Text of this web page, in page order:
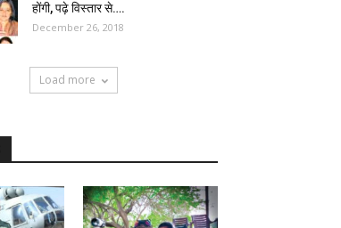
होंगी, पढ़े विस्तार से….
December 26, 2018
Load more